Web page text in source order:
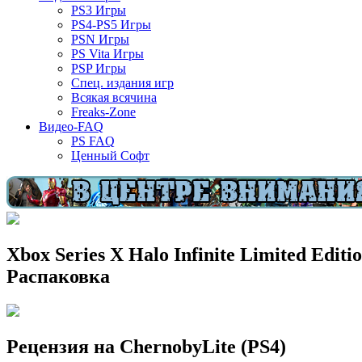
PS3 Игры
PS4-PS5 Игры
PSN Игры
PS Vita Игры
PSP Игры
Спец. издания игр
Всякая всячина
Freaks-Zone
Видео-FAQ
PS FAQ
Ценный Софт
Xbox Series X Halo Infinite Limited
Распаковка
Рецензия на ChernobyLite (PS4)